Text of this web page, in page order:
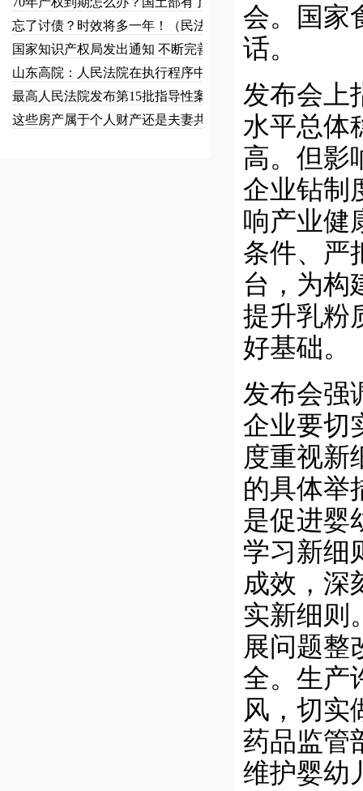
忘了讨债？时效将多一年！（民法草…
国家知识产权局发出通知 不断完善…
山东高院：人民法院在执行程序中可…
最高人民法院发布第15批指导性案…
这些房产属于个人财产还是夫妻共同…
会。国家
话。
发布会上
水平总体
高。但影
企业钻制
响产业健
条件、严
台，为构
提升乳粉
好基础。
发布会强
企业要切
度重视新
的具体举
是促进婴
学习新细
成效，深
实新细则
展问题整
全。生产
风，切实
药品监管
维护婴幼